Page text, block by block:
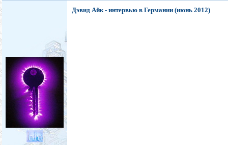
Дэвид Айк - интервью в Германии (июнь 2012)